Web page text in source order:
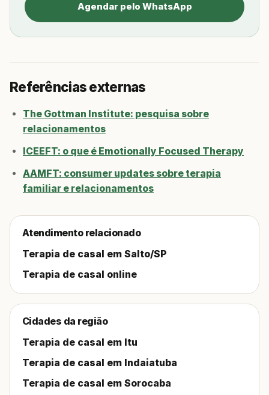
Agendar pelo WhatsApp
Referências externas
The Gottman Institute: pesquisa sobre
relacionamentos
ICEEFT: o que é Emotionally Focused Therapy
AAMFT: consumer updates sobre terapia
familiar e relacionamentos
Atendimento relacionado
Terapia de casal em Salto/SP
Terapia de casal online
Cidades da região
Terapia de casal em Itu
Terapia de casal em Indaiatuba
Terapia de casal em Sorocaba